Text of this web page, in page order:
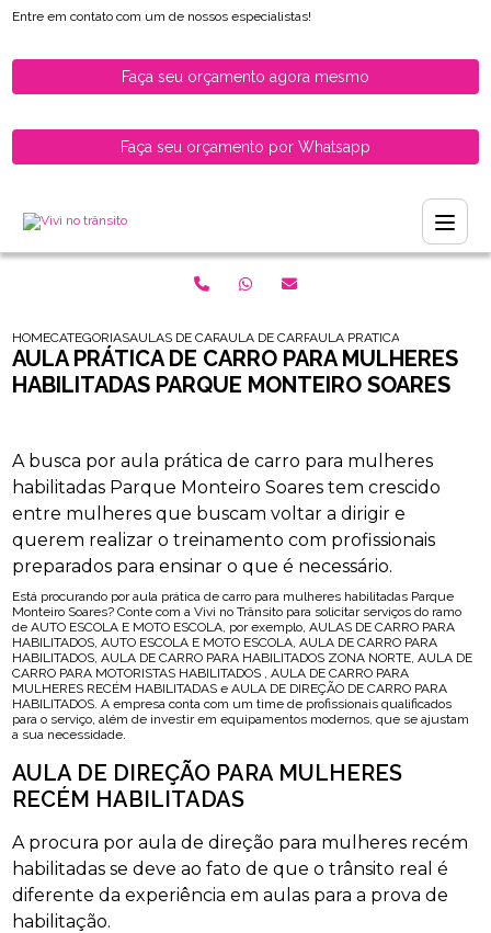
Entre em contato com um de nossos especialistas!
Faça seu orçamento agora mesmo
Faça seu orçamento por Whatsapp
HOMECATEGORIASAULAS DE CARRO PARA HABILITADOS
AULA DE CARRO PARA HABILITADOS ZONA
AULA PRATICA DE CARRO
AULA PRÁTICA DE CARRO PARA MULHERES
HABILITADAS PARQUE MONTEIRO SOARES
A busca por aula prática de carro para mulheres
habilitadas Parque Monteiro Soares tem crescido
entre mulheres que buscam voltar a dirigir e
querem realizar o treinamento com profissionais
preparados para ensinar o que é necessário.
Está procurando por aula prática de carro para mulheres habilitadas Parque
Monteiro Soares? Conte com a Vivi no Trânsito para solicitar serviços do ramo
de AUTO ESCOLA E MOTO ESCOLA, por exemplo, AULAS DE CARRO PARA
HABILITADOS, AUTO ESCOLA E MOTO ESCOLA, AULA DE CARRO PARA
HABILITADOS, AULA DE CARRO PARA HABILITADOS ZONA NORTE, AULA DE
CARRO PARA MOTORISTAS HABILITADOS , AULA DE CARRO PARA
MULHERES RECÉM HABILITADAS e AULA DE DIREÇÃO DE CARRO PARA
HABILITADOS. A empresa conta com um time de profissionais qualificados
para o serviço, além de investir em equipamentos modernos, que se ajustam
a sua necessidade.
AULA DE DIREÇÃO PARA MULHERES
RECÉM HABILITADAS
A procura por aula de direção para mulheres recém
habilitadas se deve ao fato de que o trânsito real é
diferente da experiência em aulas para a prova de
habilitação.